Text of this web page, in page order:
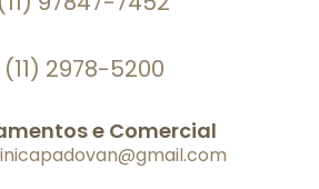
2978-5200
e Comercial